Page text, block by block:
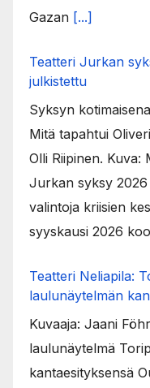
Gazan [...]
Teatteri Jurkan
julkistettu
Syksyn
Mitä tapahtui
Olli Riipinen.
Jurkan syksy
valintoja kriisien
syyskausi 2026
Teatteri Neliapila:
laulunäytelmän
Kuvaaja: Jaani
laulunäytelmä
kantaesityksensä